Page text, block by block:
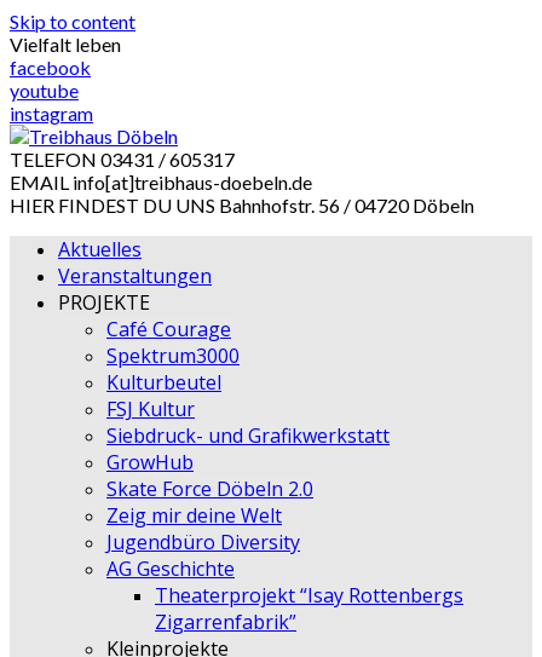
Skip to content
Vielfalt leben
facebook
youtube
instagram
TELEFON 03431 / 605317
EMAIL info[at]treibhaus-doebeln.de
HIER FINDEST DU UNS Bahnhofstr. 56 / 04720 Döbeln
Aktuelles
Veranstaltungen
PROJEKTE
Café Courage
Spektrum3000
Kulturbeutel
FSJ Kultur
Siebdruck- und Grafikwerkstatt
GrowHub
Skate Force Döbeln 2.0
Zeig mir deine Welt
Jugendbüro Diversity
AG Geschichte
Theaterprojekt “Isay Rottenbergs
Zigarrenfabrik”
Kleinprojekte